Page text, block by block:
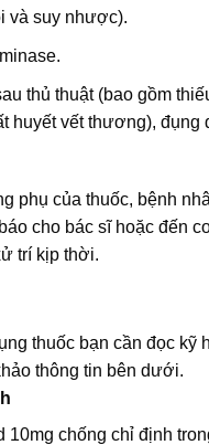
và suy nhược).
thủ thuật (bao gồm
huyết vết thương), đụng
phụ của thuốc, bệnh
cho bác sĩ hoặc đến
trí kịp thời.
thuốc bạn cần đọc kỹ
thông tin bên dưới.
10mg chống chỉ định